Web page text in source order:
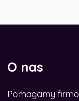
O nas
Pomagamy